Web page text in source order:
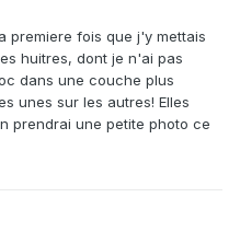
premiere fois que j'y mettais
huitres, dont je n'ai pas
dans une couche plus
unes sur les autres! Elles
prendrai une petite photo ce